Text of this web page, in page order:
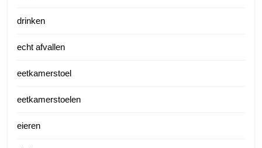
drinken
echt afvallen
eetkamerstoel
eetkamerstoelen
eieren